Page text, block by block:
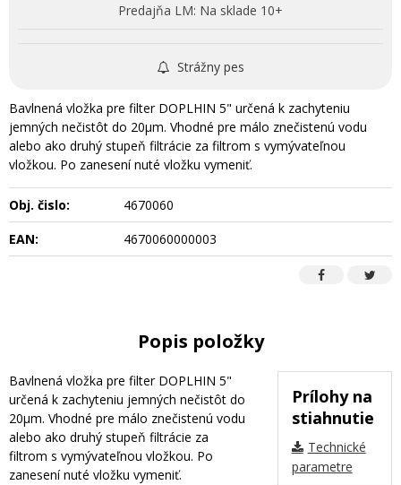
Predajňa LM: Na sklade 10+
Strážny pes
Bavlnená vložka pre filter DOPLHIN 5" určená k zachyteniu
jemných nečistôt do 20µm. Vhodné pre málo znečistenú vodu
alebo ako druhý stupeň filtrácie za filtrom s vymývateľnou
vložkou. Po zanesení nuté vložku vymeniť.
Obj. čislo:
4670060
EAN:
4670060000003
Popis položky
Prílohy na
stiahnutie
Technické
parametre
Bavlnená vložka pre filter DOPLHIN 5"
určená k zachyteniu jemných nečistôt do
20µm. Vhodné pre málo znečistenú vodu
alebo ako druhý stupeň filtrácie za
filtrom s vymývateľnou vložkou. Po
zanesení nuté vložku vymeniť.